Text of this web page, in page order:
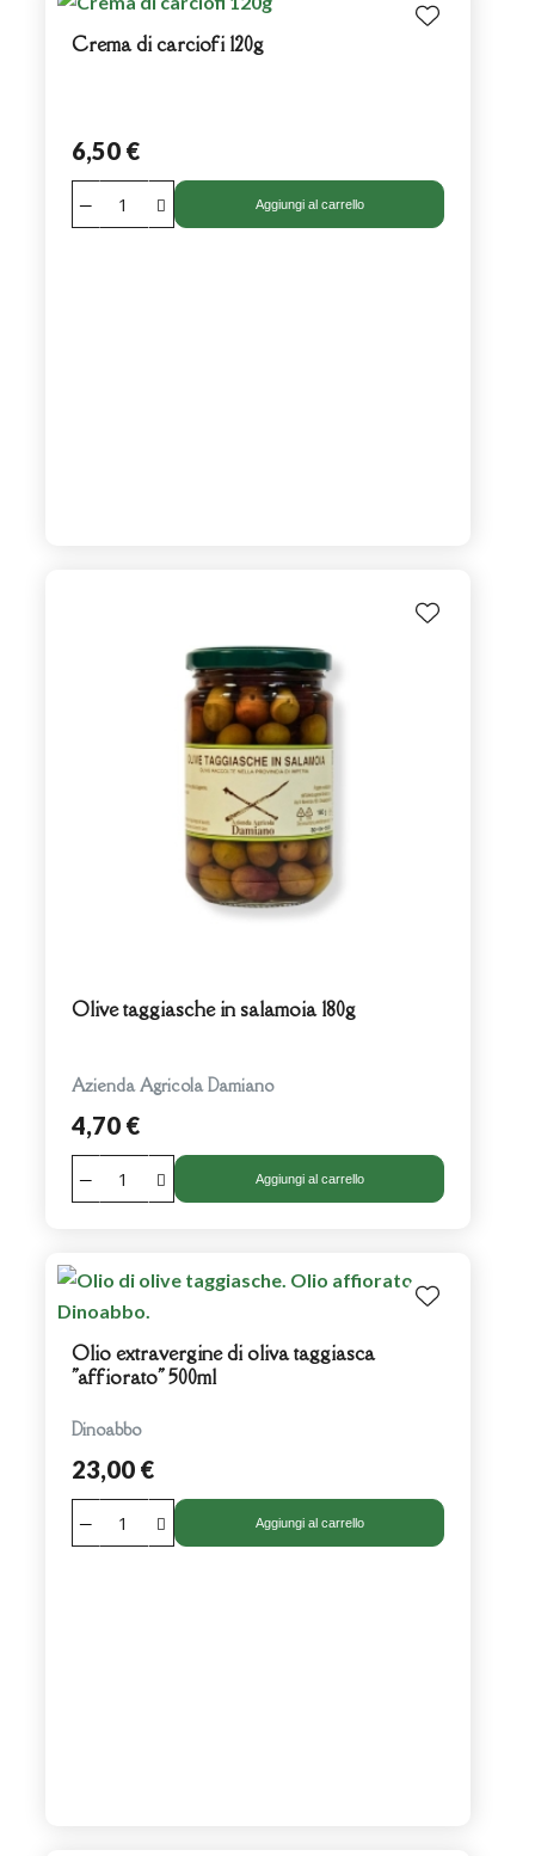
Crema di carciofi 120g
6,50 €
Aggiungi al carrello
Olive taggiasche in salamoia 180g
Azienda Agricola Damiano
4,70 €
Aggiungi al carrello
Olio extravergine di oliva taggiasca
"affiorato" 500ml
Dinoabbo
23,00 €
Aggiungi al carrello